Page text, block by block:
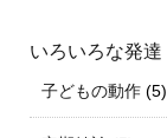
いろいろな発達
子どもの動作 (5)